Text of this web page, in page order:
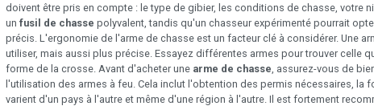
doivent être pris en compte : le type de gibier, les conditions de chasse, votre
un fusil de chasse polyvalent, tandis qu'un chasseur expérimenté pourrait
précis. L'ergonomie de l'arme de chasse est un facteur clé à considérer. Une
utiliser, mais aussi plus précise. Essayez différentes armes pour trouver celle
forme de la crosse. Avant d'acheter une arme de chasse , assurez-vous de
l'utilisation des armes à feu. Cela inclut l'obtention des permis nécessaires,
varient d'un pays à l'autre et même d'une région à l'autre. Il est fortement